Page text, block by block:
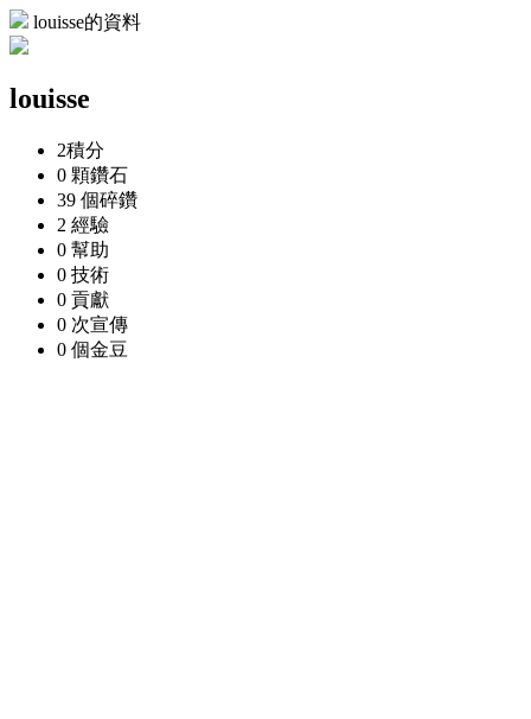
louisse的資料
louisse
2積分
0 顆鑽石
39 個碎鑽
2 經驗
0 幫助
0 技術
0 貢獻
0 次宣傳
0 個金豆